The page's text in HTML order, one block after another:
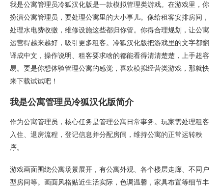
我是公寓管理员冷狐汉化版是一款模拟管理类游戏。在游戏里，你
扮演公寓管理员，要处理公寓里的大小事儿。像给租客安排房间，
处理水电费收缴，维修设施这些都归你管。你得合理规划，让公寓
运营得越来越好，吸引更多租客。冷狐汉化版把游戏里的文字都翻
译成中文，操作说明、租客要求啥的都能看得清清楚楚，上手超容
易。要是你想体验管理公寓的感觉，喜欢模拟经营类游戏，那就快
来下载试试吧！
我是公寓管理员冷狐汉化版简介
作为公寓管理员，核心任务是管理公寓日常事务。玩家需处理租客
入住、退房流程，登记信息并分配房间，维持公寓的正常运转秩
序。
游戏画面围绕公寓场景展开，有公寓外观、各个楼层走廊、不同户
型房间等。画面风格贴近生活实际，色调温馨，家具布置等细节丰